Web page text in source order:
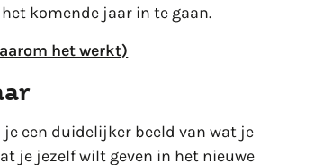
komende jaar in te gaan.
het werkt)
een duidelijker beeld van wat je
je jezelf wilt geven in het nieuwe